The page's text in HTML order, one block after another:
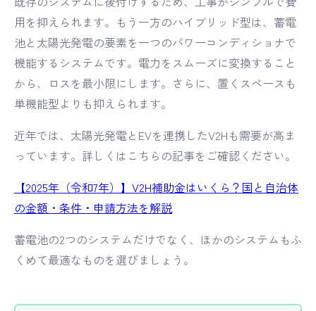
用を抑えられます。もう一方のハイブリッド型は、蓄電
池と太陽光発電の要素を一つのパワーコンディショナで
機能するシステムです。電力をスムーズに変換すること
から、ロスを最小限にします。さらに、置くスペースも
単機能型よりも抑えられます。
近年では、太陽光発電とEVを連携したV2Hも需要が高ま
っています。詳しくはこちらの記事をご確認ください。
【2025年（令和7年）】V2H補助金はいくら？国と自治体
の金額・条件・申請方法を解説
蓄電池の2つのシステムだけでなく、ほかのシステムもふ
くめて最適なものを選びましょう。